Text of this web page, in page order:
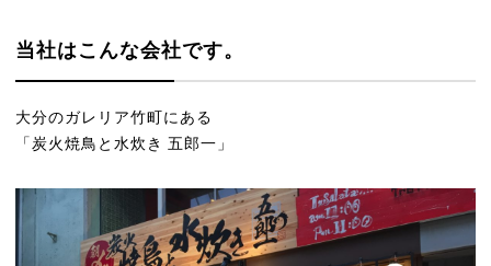
当社はこんな会社です。
大分のガレリア竹町にある
「炭火焼鳥と水炊き 五郎一」